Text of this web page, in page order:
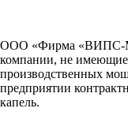
ООО «Фирма «ВИПС-
компании, не имеющие
производственных
предприятии
капель.